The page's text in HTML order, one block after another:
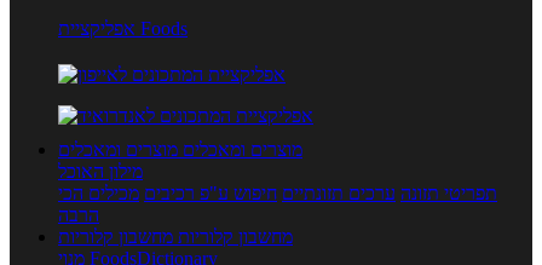
אפליקציית Foods
מוצרים ומאכלים מוצרים ומאכלים
מילון האוכל
תפריטי תזונה ערכים תזונתיים חיפוש ע"פ רכיבים מכילים הכי
הרבה
מחשבון קלוריות מחשבון קלוריות
מנוי FoodsDictionary